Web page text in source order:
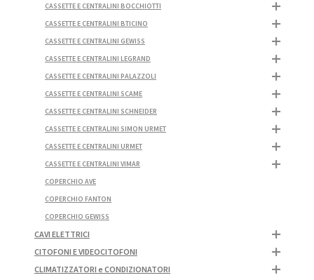
CASSETTE E CENTRALINI BOCCHIOTTI
CASSETTE E CENTRALINI BTICINO
CASSETTE E CENTRALINI GEWISS
CASSETTE E CENTRALINI LEGRAND
CASSETTE E CENTRALINI PALAZZOLI
CASSETTE E CENTRALINI SCAME
CASSETTE E CENTRALINI SCHNEIDER
CASSETTE E CENTRALINI SIMON URMET
CASSETTE E CENTRALINI URMET
CASSETTE E CENTRALINI VIMAR
COPERCHIO AVE
COPERCHIO FANTON
COPERCHIO GEWISS
CAVI ELETTRICI
CITOFONI E VIDEOCITOFONI
CLIMATIZZATORI e CONDIZIONATORI